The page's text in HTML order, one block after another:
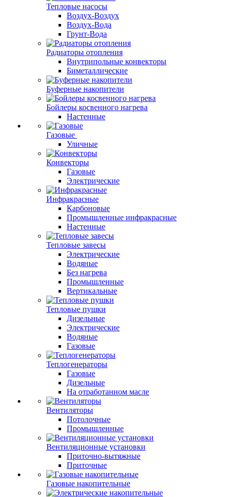
Тепловые насосы
Воздух-Воздух
Воздух-Вода
Грунт-Вода
Радиаторы отопления
Внутрипольные конвекторы
Биметаллические
Буферные накопители
Бойлеры косвенного нагрева
Настенные
Газовые
Уличные
Конвекторы
Газовые
Электрические
Инфракрасные
Карбоновые
Промышленные инфракрасные
Настенные
Тепловые завесы
Электрические
Водяные
Без нагрева
Промышленные
Вертикальные
Тепловые пушки
Дизельные
Электрические
Водяные
Газовые
Теплогенераторы
Газовые
Дизельные
На отработанном масле
Вентиляторы
Потолочные
Промышленные
Вентиляционные установки
Приточно-вытяжные
Приточные
Газовые накопительные